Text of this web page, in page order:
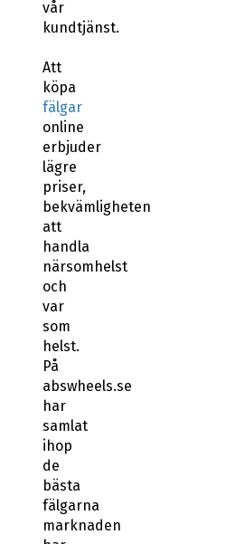
vår
kundtjänst.
Att
köpa
fälgar
online
erbjuder
lägre
priser,
bekvämligheten
att
handla
närsomhelst
och
var
som
helst.
På
abswheels.se
har
samlat
ihop
de
bästa
fälgarna
marknaden